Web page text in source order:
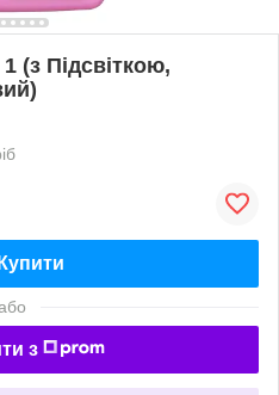
(з Підсвіткою,
Купити
з